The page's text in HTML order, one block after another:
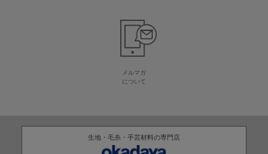
メルマガ
について
生地・毛糸・手芸材料の専門店